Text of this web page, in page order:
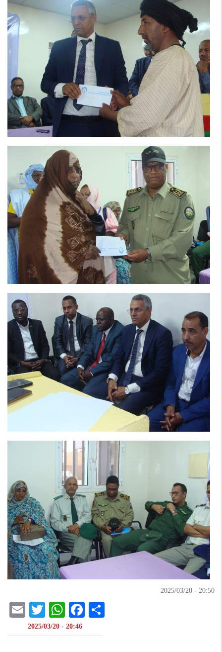
Share
Facebook
20:50 - 2025/03/20
20:46 - 2025/03/20